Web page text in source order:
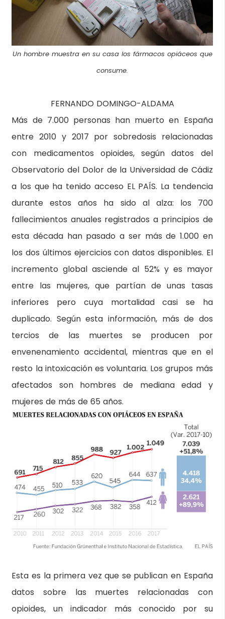
Un hombre muestra en su casa los fármacos opiáceos que
consume.
FERNANDO DOMINGO-ALDAMA
Más de 7.000 personas han muerto en España
entre 2010 y 2017 por sobredosis relacionadas
con medicamentos opioides, según datos del
Observatorio del Dolor de la Universidad de Cádiz
a los que ha tenido acceso EL PAÍS. La tendencia
durante estos años ha sido al alza: los 700
fallecimientos anuales registrados a principios de
esta década han pasado a ser más de 1.000 en
los dos últimos ejercicios con datos disponibles. El
incremento global asciende al 52% y es mayor
entre las mujeres, que partían de unas tasas
inferiores pero cuya mortalidad casi se ha
duplicado. Según esta información, más de dos
tercios de las muertes se producen por
envenenamiento accidental, mientras que en el
resto la intoxicación es voluntaria. Los grupos más
afectados son hombres de mediana edad y
mujeres de más de 65 años.
Esta es la primera vez que se publican en España
datos sobre las muertes relacionadas con
opioides, un indicador más conocido por su